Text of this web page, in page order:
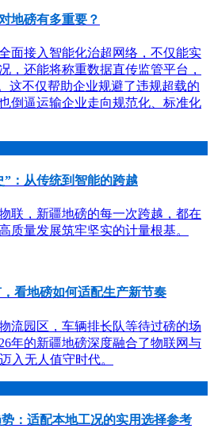
地磅有多重要？
面接入智能化治超网络，不仅能实
，还能将称重数据直传监管平台，
这不仅帮助企业规避了违规超载的
倒逼运输企业走向规范化、标准化
”：从传统到智能的跨越
联，新疆地磅的每一次跨越，都在
质量发展筑牢坚实的计量根基。
看地磅如何适配生产新节奏
流园区，车辆排长队等待过磅的场
年的新疆地磅深度融合了物联网与
入无人值守时代。
：适配本地工况的实用选择参考